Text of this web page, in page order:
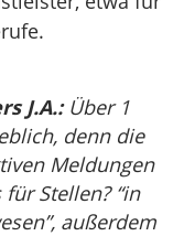
J.A.:Über 1
denn die
Meldungen
Stellen? “in
außerdem